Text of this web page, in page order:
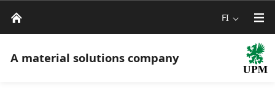
FI
A material solutions company